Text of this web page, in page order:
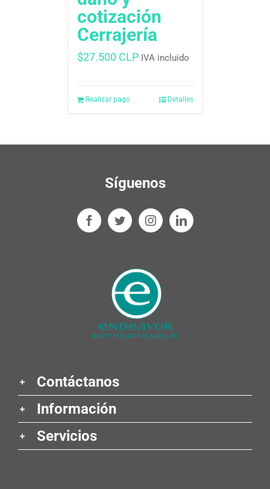
cotización
Cerrajería
$27.500 CLP IVA incluido
Realizar pago Detalles
Síguenos
Contáctanos
Información
Servicios